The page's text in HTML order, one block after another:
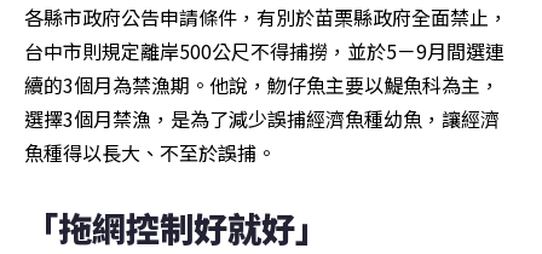
各縣市政府公告申請條件，有別於苗栗縣政府全面禁止，
台中市則規定離岸500公尺不得捕撈，並於5－9月間選連
續的3個月為禁漁期。他說，魩仔魚主要以鯷魚科為主，
選擇3個月禁漁，是為了減少誤捕經濟魚種幼魚，讓經濟
魚種得以長大、不至於誤捕。
「拖網控制好就好」